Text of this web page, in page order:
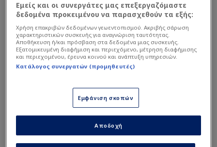
10:45 COSMOTE SPORT 5 HD Moto2 Γκραν Πρι
Γαλλίας (1ες Ελεύθερες Δοκιμές)
10:55 COSMOTE SPORT 8 HD WRC Πορτογαλία,
Εμείς και οι συνεργάτες μας επεξεργαζόμαστε
δεδομένα προκειμένου να παρασχεθούν τα εξής:
Χρήση επακριβών δεδομένων γεωεντοπισμού. Ακριβής σάρωση
χαρακτηριστικών συσκευής για αναγνώριση ταυτότητας.
Αποθήκευση ή/και πρόσβαση στα δεδομένα μιας συσκευής.
Εξατομικευμένη διαφήμιση και περιεχόμενο, μέτρηση διαφήμισης
και περιεχομένου, έρευνα κοινού και ανάπτυξη υπηρεσιών.
Κατάλογος συνεργατών (προμηθευτές)
Εμφάνιση σκοπών
Αποδοχή